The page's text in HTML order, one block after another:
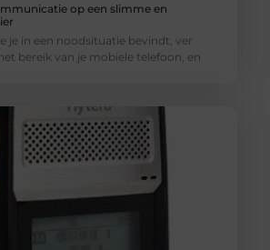
op een slimme en
je in een noodsituatie bevindt, ver
bereik van je mobiele telefoon, en